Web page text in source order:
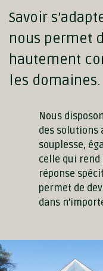
Savoir
nous permet
hautement
les domaines.
Nous
des solutions
souplesse,
celle qui rend
réponse
permet de
dans